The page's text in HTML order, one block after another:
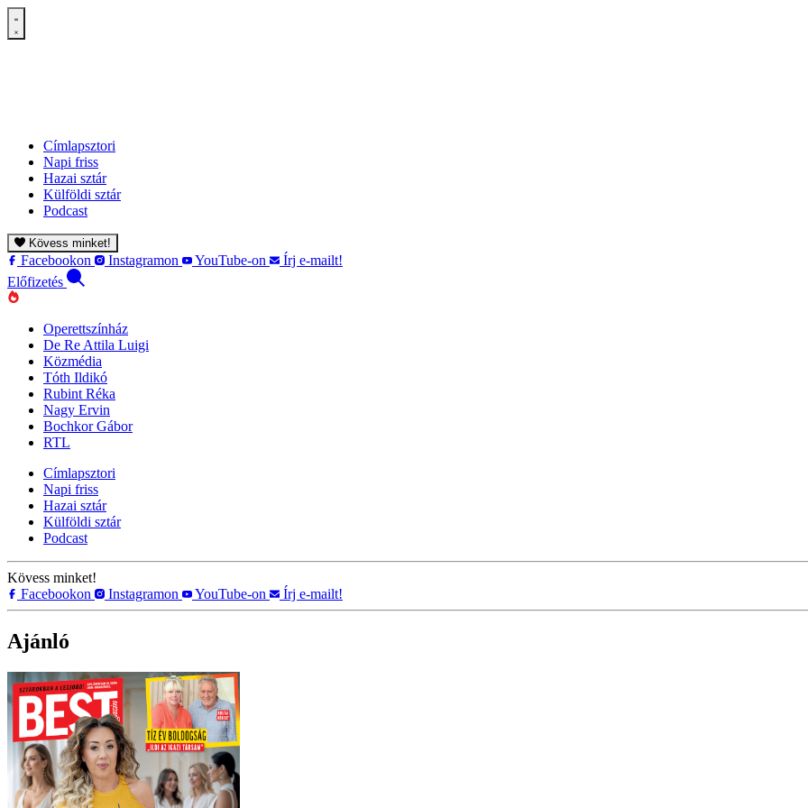
Címlapsztori
Napi friss
Hazai sztár
Külföldi sztár
Podcast
Kövess minket!
Facebookon Instagramon YouTube-on
Írj e-mailt!
Előfizetés
Operettszínház
De Re Attila Luigi
Közmédia
Tóth Ildikó
Rubint Réka
Nagy Ervin
Bochkor Gábor
RTL
Címlapsztori
Napi friss
Hazai sztár
Külföldi sztár
Podcast
Kövess minket!
Facebookon
Instagramon YouTube-on Írj e-mailt!
Ajánló